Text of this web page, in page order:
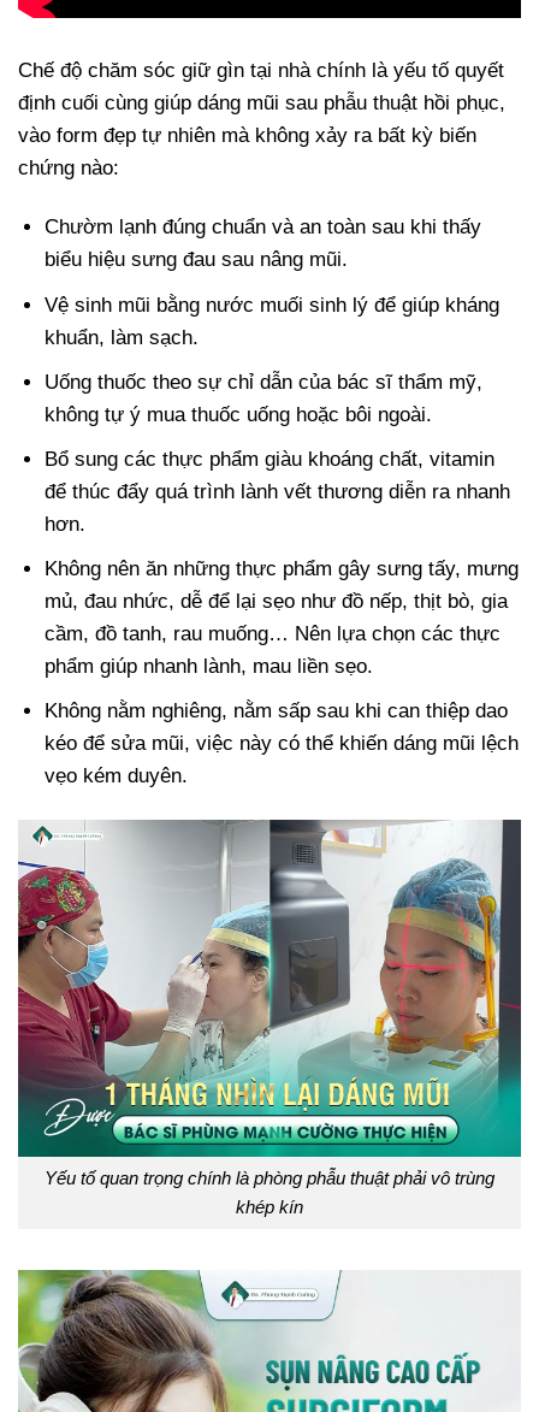
Chế độ chăm sóc giữ gìn tại nhà chính là yếu tố quyết
định cuối cùng giúp dáng mũi sau phẫu thuật hồi phục,
vào form đẹp tự nhiên mà không xảy ra bất kỳ biến
chứng nào:
Chườm lạnh đúng chuẩn và an toàn sau khi thấy
biểu hiệu sưng đau sau nâng mũi.
Vệ sinh mũi bằng nước muối sinh lý để giúp kháng
khuẩn, làm sạch.
Uống thuốc theo sự chỉ dẫn của bác sĩ thẩm mỹ,
không tự ý mua thuốc uống hoặc bôi ngoài.
Bổ sung các thực phẩm giàu khoáng chất, vitamin
để thúc đẩy quá trình lành vết thương diễn ra nhanh
hơn.
Không nên ăn những thực phẩm gây sưng tấy, mưng
mủ, đau nhức, dễ để lại sẹo như đồ nếp, thịt bò, gia
cầm, đồ tanh, rau muống… Nên lựa chọn các thực
phẩm giúp nhanh lành, mau liền sẹo.
Không nằm nghiêng, nằm sấp sau khi can thiệp dao
kéo để sửa mũi, việc này có thể khiến dáng mũi lệch
vẹo kém duyên.
Yếu tố quan trọng chính là phòng phẫu thuật phải vô trùng
khép kín